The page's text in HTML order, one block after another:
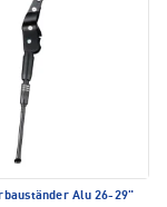
Alu 26-29"